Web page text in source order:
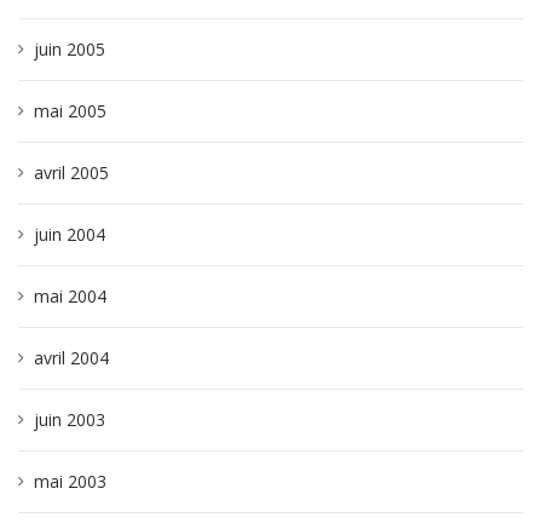
juin 2005
mai 2005
avril 2005
juin 2004
mai 2004
avril 2004
juin 2003
mai 2003